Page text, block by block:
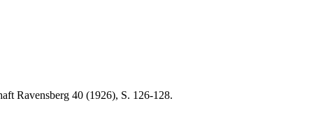
Ravensberg 40 (1926), S. 126-128.